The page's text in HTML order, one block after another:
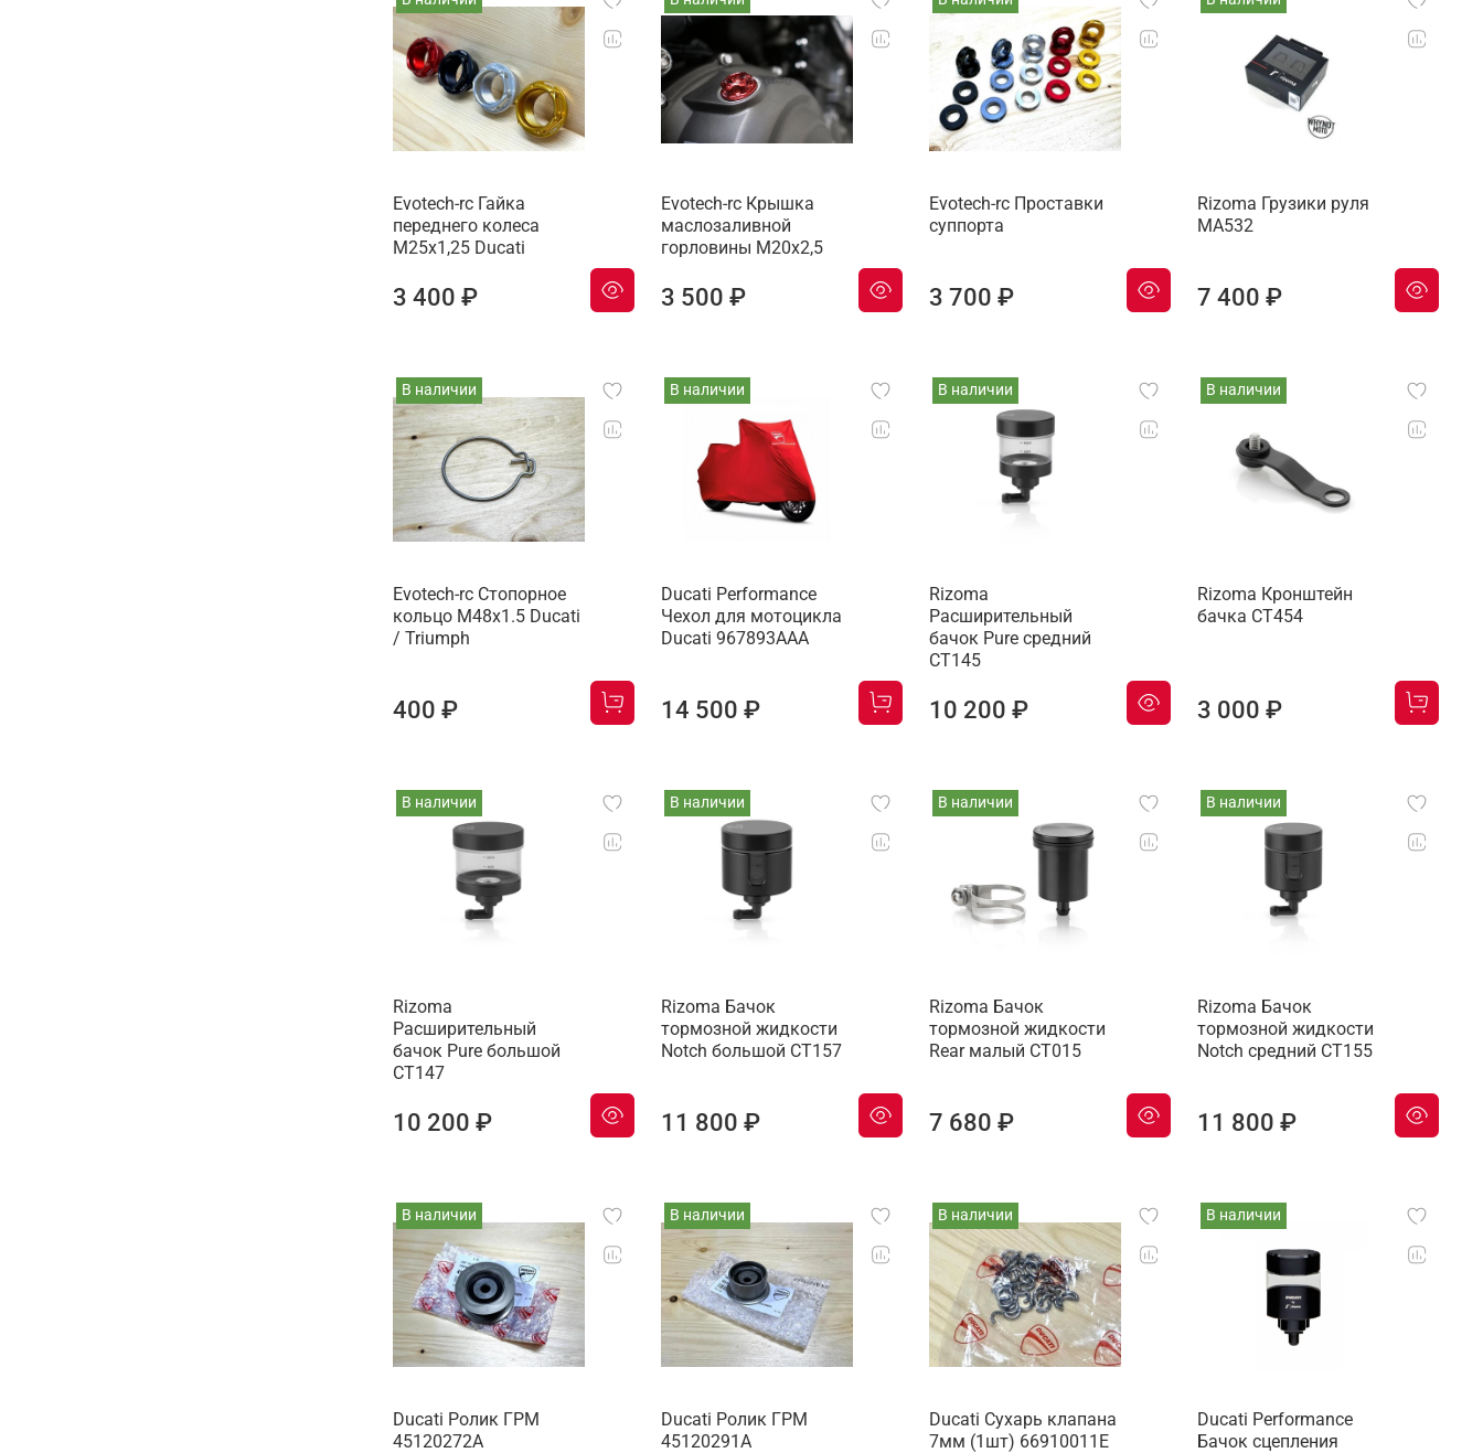
Evotech-rc Гайка
переднего колеса
М25x1,25 Ducati
3 400 ₽
Evotech-rc Крышка
маслозаливной
горловины M20х2,5
3 500 ₽
Evotech-rc Проставки
суппорта
3 700 ₽
Rizoma Грузики руля
MA532
7 400 ₽
В наличии
Evotech-rc Cтопорное
кольцо M48x1.5 Ducati
/ Triumph
400 ₽
В наличии
Ducati Performance
Чехол для мотоцикла
Ducati 967893AAA
14 500 ₽
В наличии
Rizoma
Расширительный
бачок Pure средний
CT145
10 200 ₽
В наличии
Rizoma Кронштейн
бачка CT454
3 000 ₽
В наличии
Rizoma
Расширительный
бачок Pure большой
CT147
10 200 ₽
В наличии
Rizoma Бачок
тормозной жидкости
Notch большой CT157
11 800 ₽
В наличии
Rizoma Бачок
тормозной жидкости
Rear малый CT015
7 680 ₽
В наличии
Rizoma Бачок
тормозной жидкости
Notch средний CT155
11 800 ₽
В наличии
Ducati Ролик ГРМ
45120272A
В наличии
Ducati Ролик ГРМ
45120291A
В наличии
Ducati Сухарь клапана
7мм (1шт) 66910011E
В наличии
Ducati Performance
Бачок сцепления